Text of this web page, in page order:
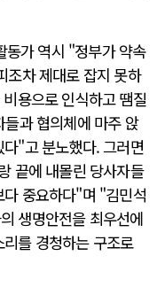
동가 역시 "정부가 약속
조차 제대로 잡지 못하
용으로 인식하고 땜질
과 협의체에 마주 앉
"고 분노했다. 그러면
끝에 내몰린 당사자들
중요하다"며 "김민석
생명안전을 최우선에
를 경청하는 구조로